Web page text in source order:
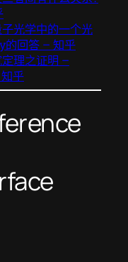
光学中的一个光
的回答 – 知乎
理之证明 –
乎